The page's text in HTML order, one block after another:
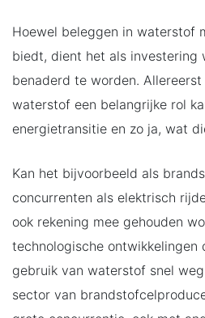
Hoewel beleggen in waterstof
biedt, dient het als investering
benaderd te worden.
waterstof een belangrijke rol
energietransitie en zo ja, wat
Kan het bijvoorbeeld als
concurrenten als elektrisch
ook rekening mee gehouden
technologische ontwikkelingen
gebruik van waterstof snel
sector van